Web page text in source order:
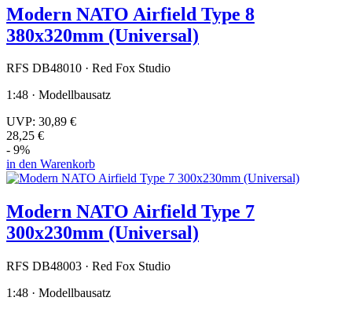
Modern NATO Airfield Type 8
380x320mm (Universal)
RFS DB48010 · Red Fox Studio
1:48 · Modellbausatz
UVP: 30,89 €
28,25 €
- 9%
in den Warenkorb
Modern NATO Airfield Type 7
300x230mm (Universal)
RFS DB48003 · Red Fox Studio
1:48 · Modellbausatz